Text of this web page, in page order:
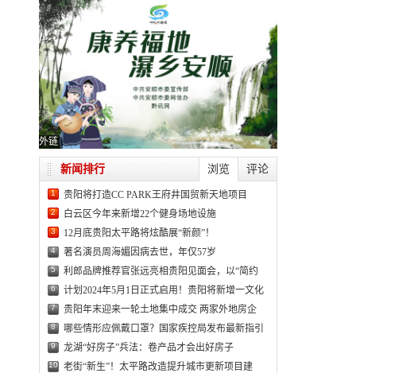
外链
浏览 评论
新闻排行
1 贵阳将打造CC PARK王府井国贸新天地项目
2 白云区今年来新增22个健身场地设施
3 12月底贵阳太平路将炫酷展“新颜”！
4 著名演员周海媚因病去世，年仅57岁
5 利郎品牌推荐官张远亮相贵阳见面会，以“简约
6 计划2024年5月1日正式启用！贵阳将新增一文化
7 贵阳年末迎来一轮土地集中成交 两家外地房企
8 哪些情形应佩戴口罩？国家疾控局发布最新指引
9 龙湖“好房子”兵法：卷产品才会出好房子
10 老街“新生”！太平路改造提升城市更新项目建